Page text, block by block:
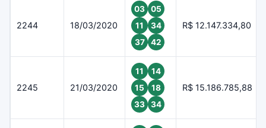
2244 18/03/2020
03
05
11
34
37
42
R$ 12.147.334,80
2245 21/03/2020
11
14
15
18
33
34
R$ 15.186.785,88